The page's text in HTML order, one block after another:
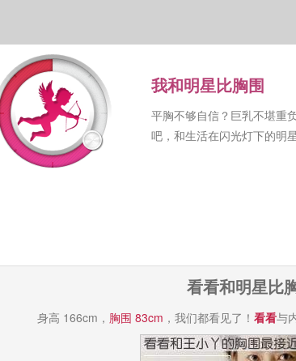
我和明星比胸围
平胸不够自信？巨乳不堪重
吧，和生活在闪光灯下的明
看看和明星比
身高 166cm， 胸围 83cm ，我们都看见了！ 看看与